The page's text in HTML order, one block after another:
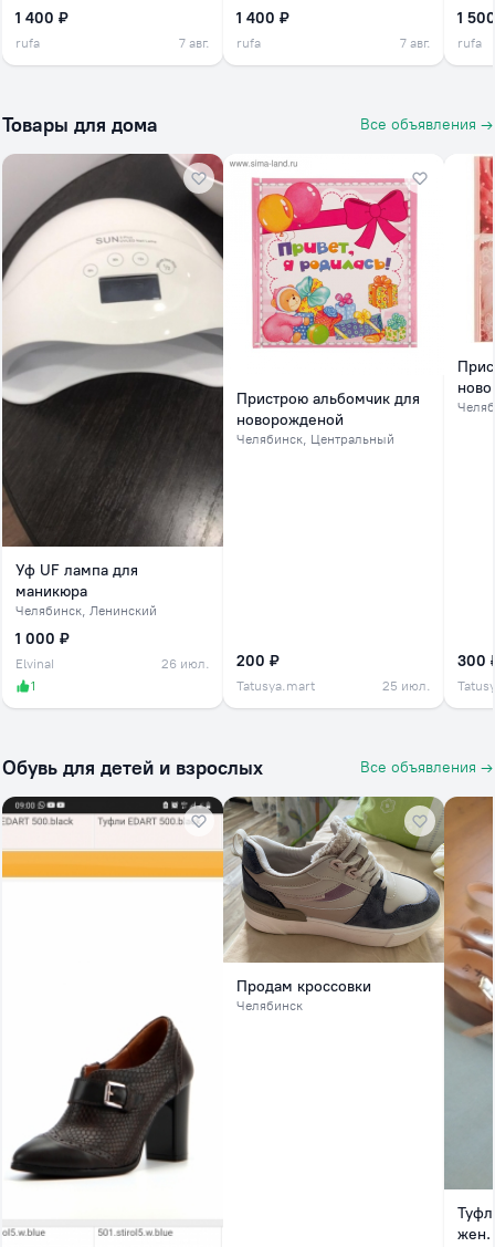
1 400 ₽
rufa 7 авг.
1 400 ₽
rufa 7 авг.
1
rufa
Товары для дома Все объявления →
Уф UF лампа для
маникюра
Челябинск, Ленинский
1 000 ₽
ElvinaI
26 июл.
1
Пристрою альбомчик для
новорожденой
Челябинск, Центральный
200 ₽
Tatusya.mart 25 июл.
300
Обувь для детей и взрослых Все объявления →
Продам кроссовки
Челябинск
жен.